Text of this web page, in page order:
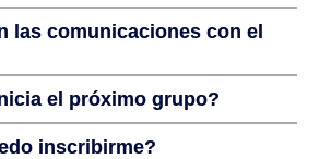
las comunicaciones con el
el próximo grupo?
inscribirme?